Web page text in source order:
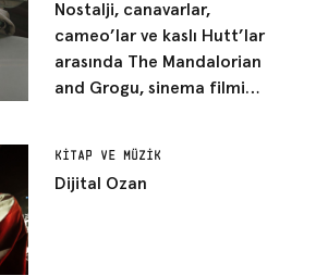
Nostalji, canavarlar,
cameo’lar ve kaslı Hutt’lar
arasında The Mandalorian
and Grogu, sinema filmi
KITAP VE MÜZIK
Dijital Ozan